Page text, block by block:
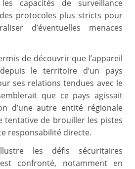
capacités de surveillance
protocoles plus stricts pour
d’éventuelles menaces
de découvrir que l’appareil
le territoire d’un pays
ses relations tendues avec le
que ce pays agissait
d’une autre entité régionale
tentative de brouiller les pistes
responsabilité directe.
les défis sécuritaires
confronté, notamment en